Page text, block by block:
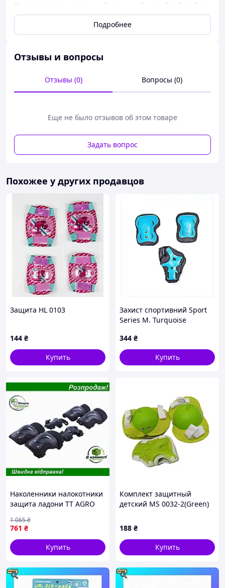
Предлагаем качественный, прочный и удобный набор
защиты для безопасного катания на роликах от
проверенного производителя. Комплект состоит из
наколенников, локтей и защитных перчаток с
Наколенники и локти одеваются через чулок, а также
Набор защиты существует в нескольких размерах для
Размеры и возрастные рекомендации:
XXS (от 5-х до 9-ти лет).
XS (от 7-ми до 11-ти лет).
Подробнее
Отзывы и вопросы
Отзывы (0) Вопросы (0)
Еще не было отзывов об этом товаре
Задать вопрос
Похожее у других продавцов
Защита HL 0103
144 ₴
Купить
Захист спортивний Sport
Series M. Turquoise
344 ₴
Купить
Наколенники налокотники
защита ладони TT AGRO
активных игр защита от
травм
761 ₴
1 065₴
Купить
Комплект защитный
детский MS 0032-2(Green)
налокотники, запястья
188 ₴
Купить